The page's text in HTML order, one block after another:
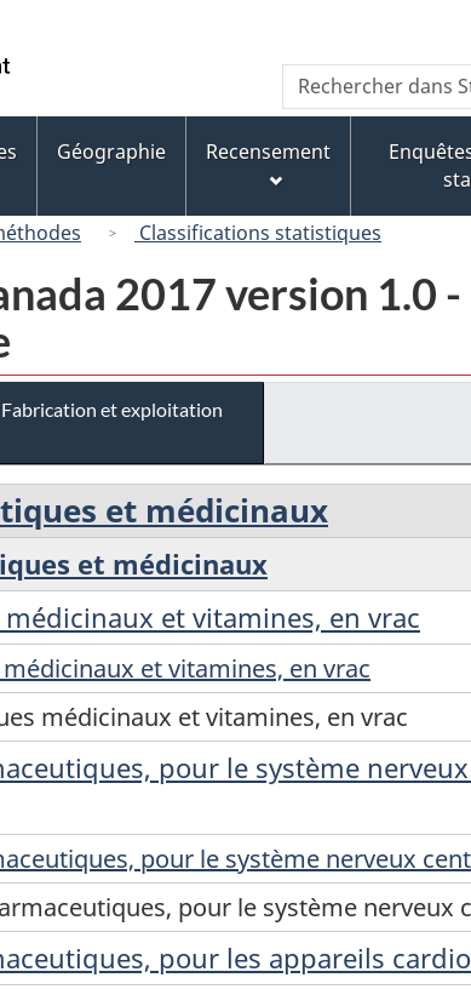
au
contenu
principal
« À
propos
de
ce
version
HTML
simplifiée
Canada
Recherche
Rechercher
dans
Canada
Géographie Recensement
Classifications statistiques
2017 version 1.0
Fabrication et exploitation
et médicinaux
et médicinaux
et vitamines, en vrac
et vitamines, en vrac
médicinaux et vitamines, en vrac
pour le système
pour le système nerveux
pour le système nerveux
pour les appareils